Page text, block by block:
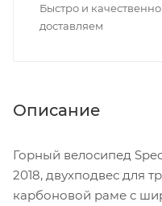
Быстро и качественно
доставляем
Описание
Горный велосипед
2018, двухподвес для
карбоновой раме с